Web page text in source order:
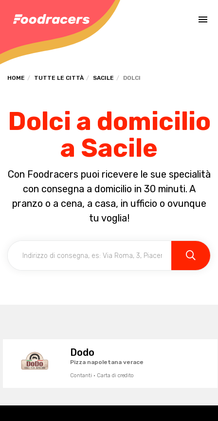
HOME TUTTE LE CITTÀ SACILE DOLCI
Dolci a domicilio
a Sacile
Con Foodracers puoi ricevere le sue specialità
con consegna a domicilio in 30 minuti. A
pranzo o a cena, a casa, in ufficio o ovunque
tu voglia!
Dodo
Pizza napoletana verace
Contanti · Carta di credito